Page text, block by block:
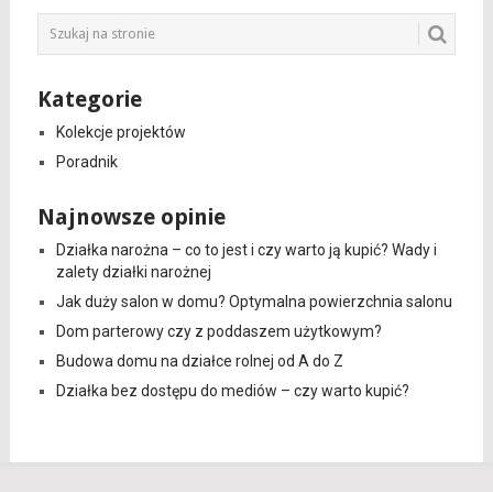
Kategorie
Kolekcje projektów
Poradnik
Najnowsze opinie
Działka narożna – co to jest i czy warto ją kupić? Wady i
zalety działki narożnej
Jak duży salon w domu? Optymalna powierzchnia salonu
Dom parterowy czy z poddaszem użytkowym?
Budowa domu na działce rolnej od A do Z
Działka bez dostępu do mediów – czy warto kupić?